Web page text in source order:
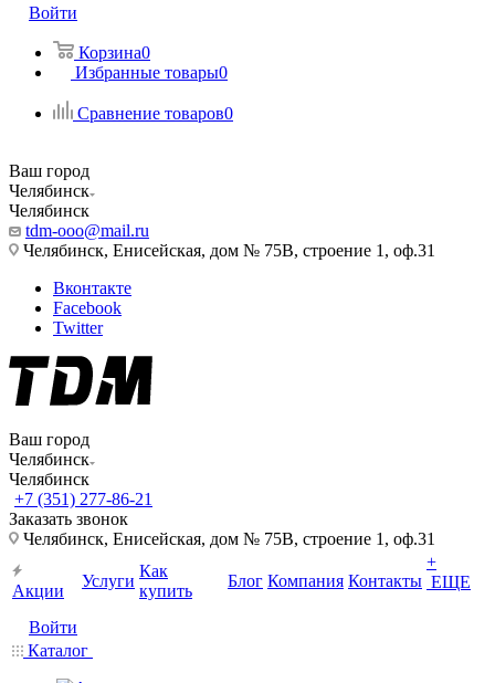
Войти
Корзина0
Избранные товары0
Сравнение товаров0
Ваш город
Челябинск
Челябинск
tdm-ooo@mail.ru
Челябинск, Енисейская, дом № 75В, строение 1, оф.31
Вконтакте
Facebook
Twitter
Ваш город
Челябинск
Челябинск
+7 (351) 277-86-21
Заказать звонок
Челябинск, Енисейская, дом № 75В, строение 1, оф.31
Акции
Услуги
Как
купить
Блог Компания Контакты
+
ЕЩЕ
Войти
Каталог